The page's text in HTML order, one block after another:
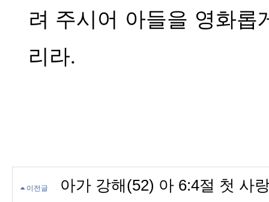
려 주시어 아들을 영화롭
리라.
이전글 아가 강해(52) 아 6:4절 첫 사